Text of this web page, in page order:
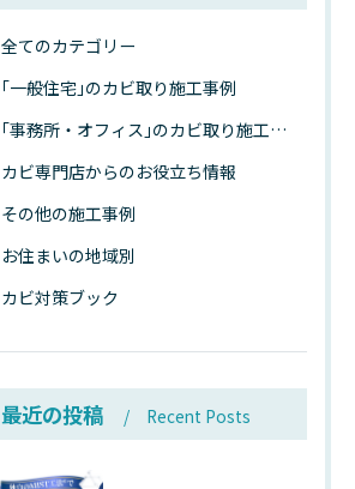
全てのカテゴリー
｢一般住宅｣のカビ取り施工事例
｢事務所・オフィス｣のカビ取り施工事例
カビ専門店からのお役立ち情報
その他の施工事例
お住まいの地域別
カビ対策ブック
最近の投稿 Recent Posts